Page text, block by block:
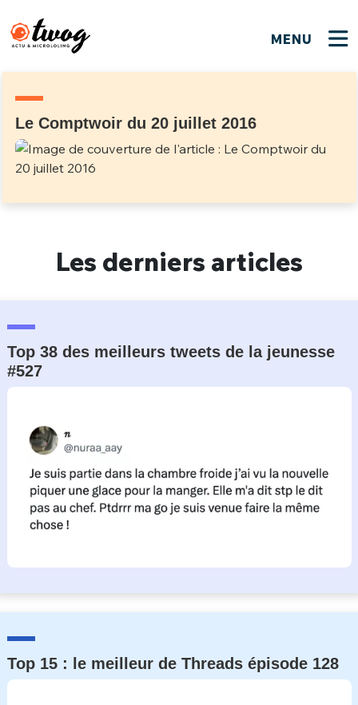
MENU
Le Comptwoir du 20 juillet 2016
Les derniers articles
Top 38 des meilleurs tweets de la jeunesse
#527
Top 15 : le meilleur de Threads épisode 128
Bienvenue !
JE M'INSCRIS
PSEUDO*
EMAIL*
PASSWORD*
JE M'INSCRIS
CONNEXION
FERMER
Que souhaitez-vous proposer ?
Quelques tweets
C'EST PARTI
Ma propre sélection
Un Thread